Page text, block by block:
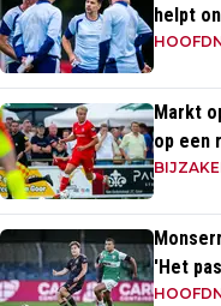
helpt
Markt
op een
'Het